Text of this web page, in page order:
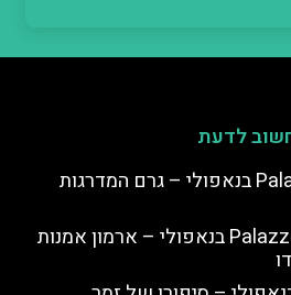
לדעת
Palazzo dello Spagnolo בנאפולי – גרם המדרגות
Palazzo Zevallos Stigliano בנאפולי – ארמון אמנות